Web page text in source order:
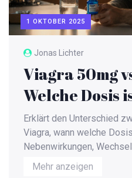
1 OKTOBER 2025
Jonas Lichter
Viagra 50mg
Welche Dosis
Erklärt den Unterschied
Viagra, wann welche
Nebenwirkungen,
Tipps.
Mehr anzeigen